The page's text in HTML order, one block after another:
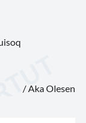
/ Aka Olesen